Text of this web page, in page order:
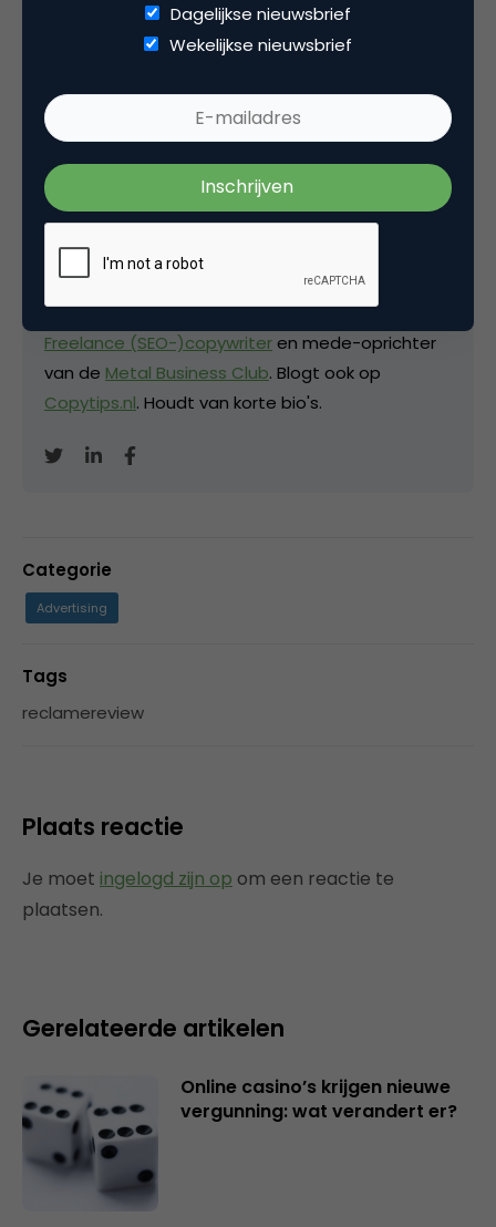
Deel dit artikel
Kopieer link
David Brinks
Hardcopy
Freelance (SEO-)copywriter en mede-oprichter
van de Metal Business Club. Blogt ook op
Copytips.nl. Houdt van korte bio's.
Categorie
Advertising
Tags
reclamereview
Plaats reactie
Je moet ingelogd zijn op om een reactie te
plaatsen.
Gerelateerde artikelen
Online casino’s krijgen nieuwe
vergunning: wat verandert er?
Dagelijkse nieuwsbrief
Wekelijkse nieuwsbrief